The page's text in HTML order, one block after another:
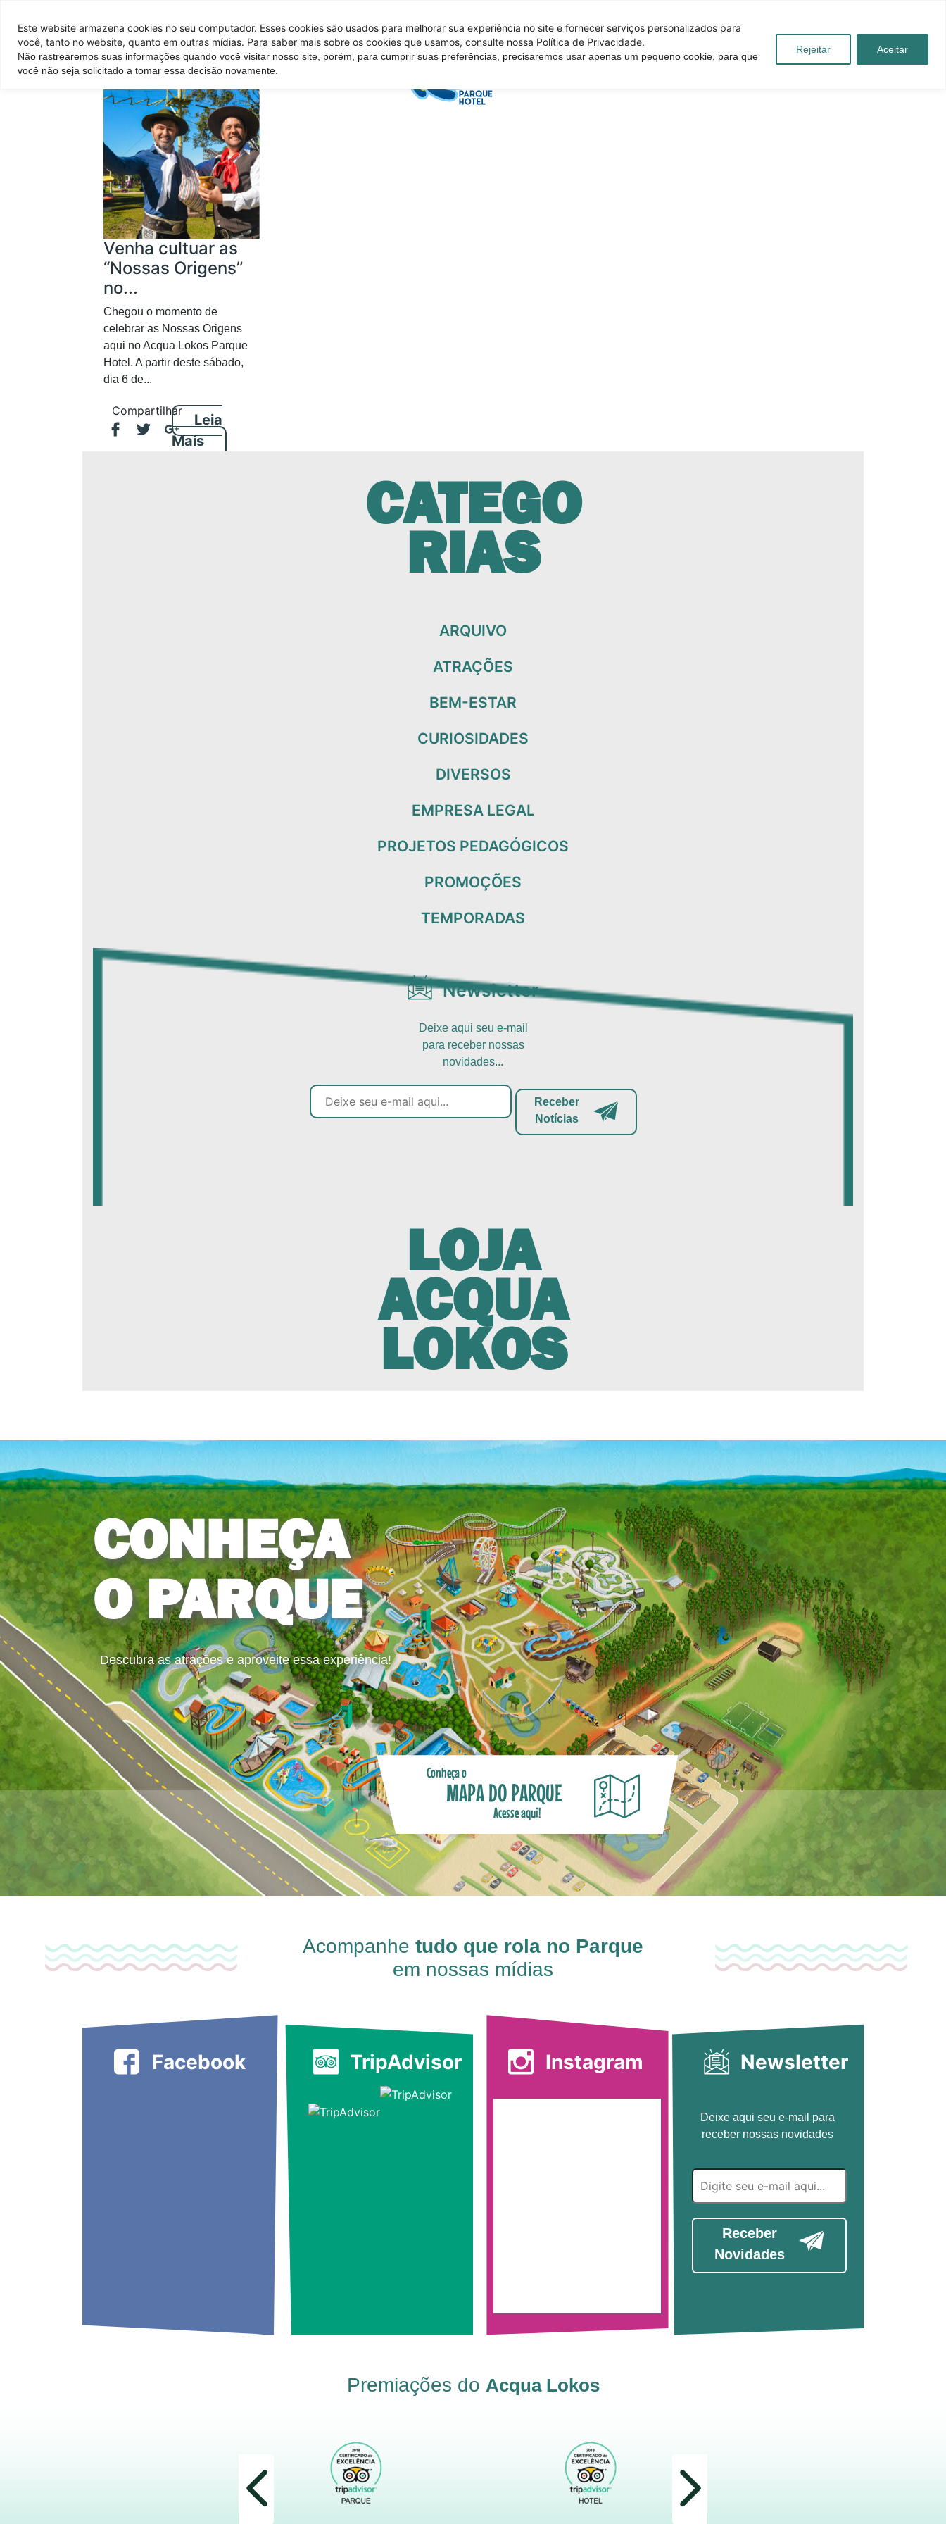
Este website armazena cookies no seu computador. Esses cookies são usados ​​para melhorar sua experiência no site e fornecer serviços personalizados para
você, tanto no website, quanto em outras mídias. Para saber mais sobre os cookies que usamos, consulte nossa Política de Privacidade.
Não rastrearemos suas informações quando você visitar nosso site, porém, para cumprir suas preferências, precisaremos usar apenas um pequeno cookie, para que
você não seja solicitado a tomar essa decisão novamente.
Rejeitar Aceitar
Parque Hotel Atrações Tire suas dúvidas Blog Contato
Venha cultuar as
“Nossas Origens”
no...
Chegou o momento de
celebrar as Nossas Origens
aqui no Acqua Lokos Parque
Hotel. A partir deste sábado,
dia 6 de...
Compartilhar
Leia
Mais
CATEGO
RIAS
ARQUIVO
ATRAÇÕES
BEM-ESTAR
CURIOSIDADES
DIVERSOS
EMPRESA LEGAL
PROJETOS PEDAGÓGICOS
PROMOÇÕES
TEMPORADAS
Newsletter
Deixe aqui seu e-mail
para receber nossas
novidades...
Receber
Notícias
LOJA
ACQUA
LOKOS
CONHEÇA
O PARQUE
Descubra as atrações e aproveite essa experiência!
Conheça o
MAPA DO PARQUE
Acesse aqui!
Acompanhe tudo que rola no Parque
em nossas mídias
Facebook TripAdvisor Instagram Newsletter
Deixe aqui seu e-mail para
receber nossas novidades
Receber
Novidades
Premiações do Acqua Lokos